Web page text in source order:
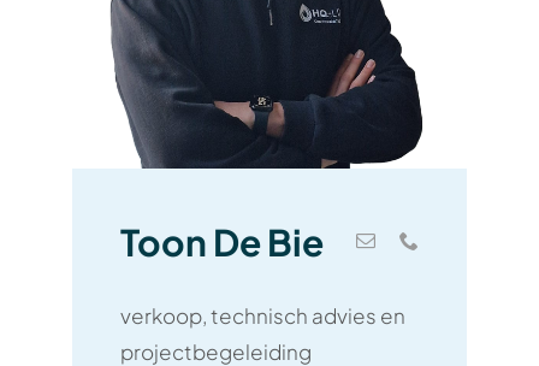
Toon De Bie
verkoop, technisch advies en
projectbegeleiding